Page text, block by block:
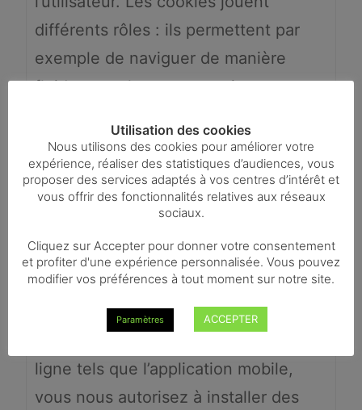
différents rôles : ils permettent par
exemple de naviguer de manière
fluide entre les pages, retiennent vos
d’améliorer l’expérience globale de
l’utilisateur. Vous trouverez davantage
d’informations au sujet des cookies
www.allaboutcookies.org
www.aboutcookies.org
www.youronlinechoices.eu En
ligne tels que l’application mobile,
vous nous autorisez à installer des
Utilisation des cookies
Nous utilisons des cookies pour améliorer votre
expérience, réaliser des statistiques d’audiences, vous
proposer des services adaptés à vos centres d’intérêt et
vous offrir des fonctionnalités relatives aux réseaux
sociaux.
Cliquez sur Accepter pour donner votre consentement
et profiter d'une expérience personnalisée. Vous pouvez
modifier vos préférences à tout moment sur notre site.
Paramètres ACCEPTER